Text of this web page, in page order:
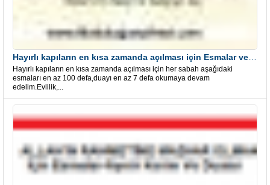
Hayırlı kapıların en kısa zamanda açılması için her sabah aşağıdaki
esmaları en az 100 defa,duayı en az 7 defa okumaya devam
edelim.Evlilik,...